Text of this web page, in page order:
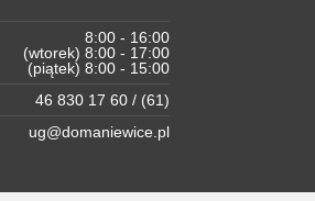
8:00 - 16:00
(wtorek) 8:00 - 17:00
(piątek) 8:00 - 15:00
46 830 17 60 / (61)
ug@domaniewice.pl